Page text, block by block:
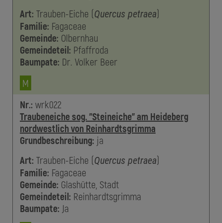
Art: Trauben-Eiche (Quercus petraea)
Familie: Fagaceae
Gemeinde: Olbernhau
Gemeindeteil: Pfaffroda
Baumpate: Dr. Volker Beer
M
Nr.: wrk022
Traubeneiche sog. "Steineiche" am Heideberg
nordwestlich von Reinhardtsgrimma
Grundbeschreibung: ja
Art: Trauben-Eiche (Quercus petraea)
Familie: Fagaceae
Gemeinde: Glashütte, Stadt
Gemeindeteil: Reinhardtsgrimma
Baumpate: Ja